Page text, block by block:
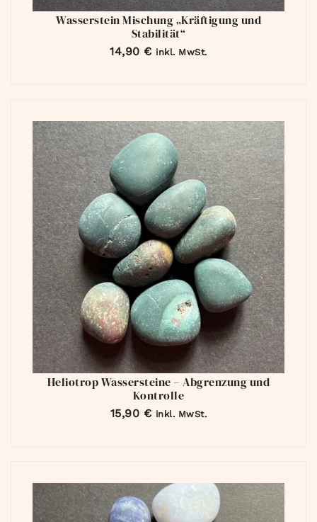
Wasserstein Mischung „Kräftigung und
Stabilität“
14,90 € inkl. MwSt.
Heliotrop Wassersteine – Abgrenzung und
Kontrolle
15,90 € inkl. MwSt.